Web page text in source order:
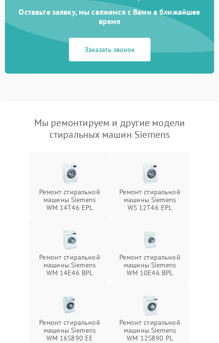
Оставьте заявку, мы свяжемся с Вами в ближайшее
время
Заказать звонок
Мы ремонтируем и другие модели
стиральных машин Siemens
Ремонт стиральной
машины Siemens
WM 14T46 EPL
Ремонт стиральной
машины Siemens
WS 12T46 EPL
Ремонт стиральной
машины Siemens
WM 14E46 BPL
Ремонт стиральной
машины Siemens
WM 10E46 BPL
Ремонт стиральной
машины Siemens
WM 16S890 EE
Ремонт стиральной
машины Siemens
WM 12S890 PL